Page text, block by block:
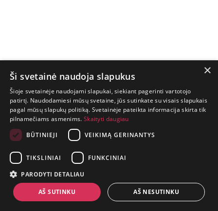
GYVENIMAS
TRUMPAS.
PATIRK
NUOTYKĮ.
+370 650 88860
P. Lukšio g. 2, Vilnius ("Sigma" teritorija)
×
Ši svetainė naudoja slapukus
Šioje svetainėje naudojami slapukai, siekiant pagerinti vartotojo
patirtį. Naudodamiesi mūsų svetaine, jūs sutinkate su visais slapukais
pagal mūsų slapukų politiką. Svetainėje pateikta informacija skirta tik
pilnamečiams asmenims. Skaityti daugiau
BŪTINIEJI
VEIKIMĄ GERINANTYS
TIKSLINIAI FUNKCINIAI
PARODYTI DETALIAU
AŠ SUTINKU AŠ NESUTINKU